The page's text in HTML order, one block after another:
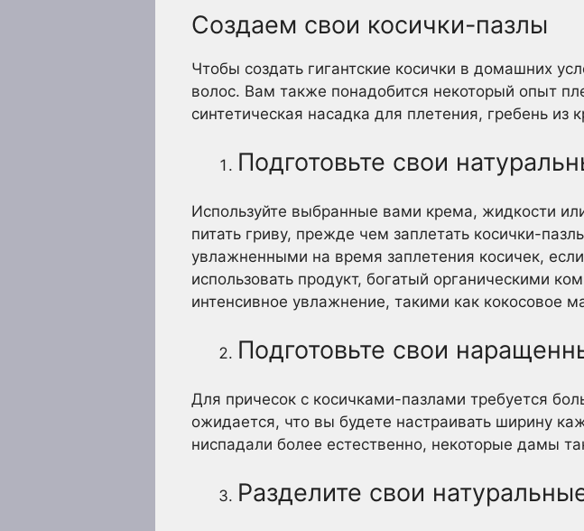
Создаем свои косички-пазлы
Чтобы создать гигантские косички в домашних
волос. Вам также понадобится некоторый опыт
синтетическая насадка для плетения, гребень
Подготовьте свои
Используйте выбранные вами крема, жидкости
питать гриву, прежде чем заплетать косички-
увлажненными на время заплетения косичек,
использовать продукт, богатый органическими
интенсивное увлажнение, такими как кокосовое
Подготовьте свои
Для причесок с косичками-пазлами требуется
ожидается, что вы будете настраивать ширину
ниспадали более естественно, некоторые дамы
Разделите свои